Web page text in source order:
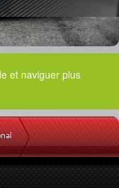
et naviguer plus